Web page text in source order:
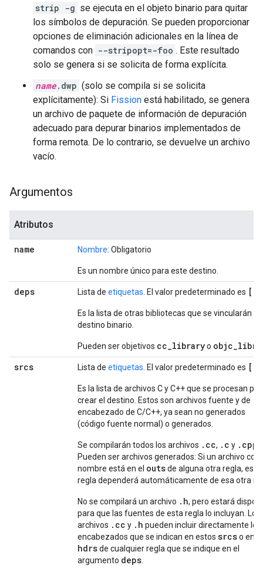
strip -g se ejecuta en el objeto binario para quitar
los símbolos de depuración. Se pueden proporcionar
opciones de eliminación adicionales en la línea de
comandos con --stripopt=-foo . Este resultado
solo se genera si se solicita de forma explícita.
name.dwp (solo se compila si se solicita
explícitamente): Si Fission está habilitado, se genera
un archivo de paquete de información de depuración
adecuado para depurar binarios implementados de
forma remota. De lo contrario, se devuelve un archivo
vacío.
Argumentos
Atributos
name Nombre: Obligatorio
Es un nombre único para este destino.
deps Lista de etiquetas . El valor predeterminado es []
Es la lista de otras bibliotecas que se vincularán al
destino binario.
Pueden ser objetivos cc_libraryo
srcs
Lista de etiquetas . El valor predeterminado es []
Es la lista de archivos C y C++ que se procesan
crear el destino. Estos son archivos fuente y de
encabezado de C/C++, ya sean no generados
(código fuente normal) o generados.
Se compilarán todos los archivos .cc, .c y .cpp
Pueden ser archivos generados: Si un archivo con
nombre está en el outsde alguna otra regla, esta
regla dependerá automáticamente de esa otra
No se compilará un archivo .h, pero estará
para que las fuentes de esta regla lo incluyan. Los
archivos .cc y .h pueden incluir directamente los
encabezados que se indican en estos srcso en el
hdrsde cualquier regla que se indique en el
argumento deps